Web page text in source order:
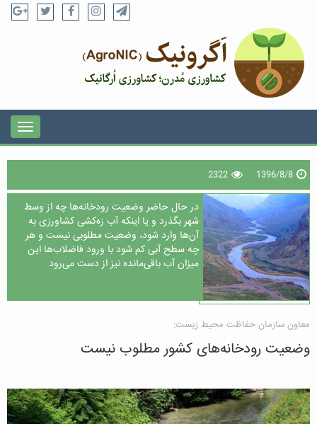
1396/8/8
2322
در حال حاضر وضعیت رودخانه‌ها چه از وسط
شهر بگذرد و یا اینکه آب زه‌کشی کشاورزی به
آن‌ها وارد شود، وضعیت مطلوبی نیست و هر
چه سطح آبی کم شود با ورود فاضلاب‌ها این
میزان آب باقی‌مانده نیز از دست می‌رود
معاون سازمان حفاظت محیط زیست:
وضعیت رودخانه‌های کشور مطلوب نیست